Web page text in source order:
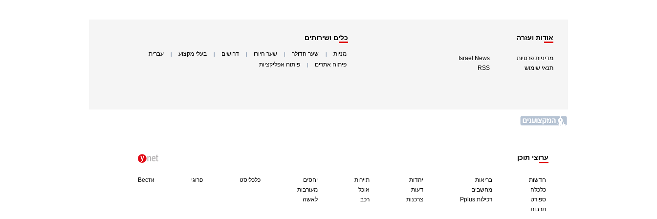
אודות ועזרה
מדיניות פרטיות
תנאי שימוש
Israel News
RSS
כלים ושירותים
מניות שער הדולר שער היורו דרושים בעלי מקצוע עברית
פיתוח אתרים פיתוח אפליקציות
ערוצי תוכן
חדשות
כלכלה
ספורט
תרבות
בריאות
מחשבים
Pplus רכילות
יהדות
דעות
צרכנות
תיירות
אוכל
רכב
יחסים
מעורבות
לאשה
כלכליסט פרוגי Вести